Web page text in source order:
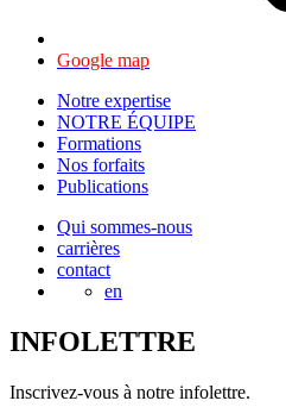
Google map
Notre expertise
NOTRE ÉQUIPE
Formations
Nos forfaits
Publications
Qui sommes-nous
carrières
contact
en
INFOLETTRE
Inscrivez-vous à notre infolettre.